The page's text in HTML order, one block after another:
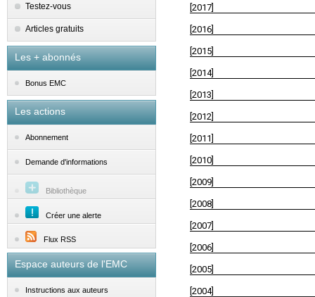
Testez-vous
Articles gratuits
Les + abonnés
Bonus EMC
Les actions
Abonnement
Demande d'informations
Bibliothèque
Créer une alerte
Flux RSS
Espace auteurs de l'EMC
Instructions aux auteurs
[2017]
[2016]
[2015]
[2014]
[2013]
[2012]
[2011]
[2010]
[2009]
[2008]
[2007]
[2006]
[2005]
[2004]